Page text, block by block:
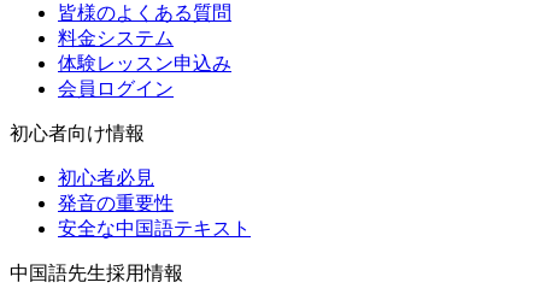
皆様のよくある質問
料金システム
体験レッスン申込み
会員ログイン
初心者向け情報
初心者必見
発音の重要性
安全な中国語テキスト
中国語先生採用情報